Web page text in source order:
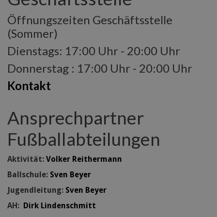
Öffnungszeiten Geschäftsstelle
(Sommer)
Dienstags: 17:00 Uhr - 20:00 Uhr
Donnerstag : 17:00 Uhr - 20:00 Uhr
Kontakt
Ansprechpartner
Fußballabteilungen
Aktivität: Volker Reithermann
Ballschule: Sven Beyer
Jugendleitung: Sven Beyer
AH: Dirk Lindenschmitt